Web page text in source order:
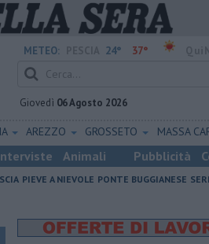
METEO: 24° 37°
Giovedì 06 Agosto 2026
AREZZO GROSSETO MASSA
Animali Pubblicità
PIEVE A NIEVOLE PONTE BUGGIANESE